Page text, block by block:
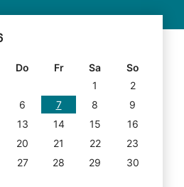
Do Fr Sa
So
1
2
6 7 8
9
13 14 15
16
20 21 22
23
27 28 29
30